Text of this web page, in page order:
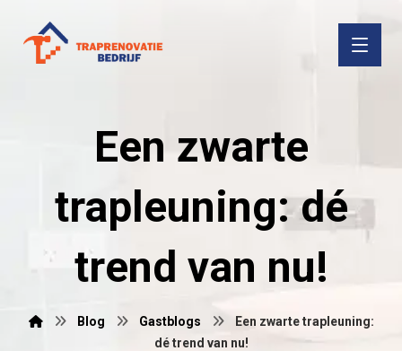
Een zwarte
trapleuning: dé
trend van nu!
Blog Gastblogs
Een zwarte trapleuning:
dé trend van nu!